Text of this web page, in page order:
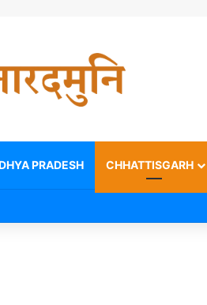
PRADESH CHHATTISGARH